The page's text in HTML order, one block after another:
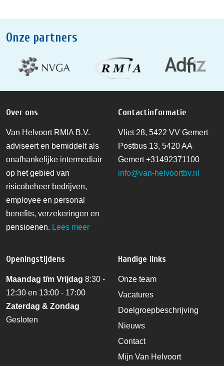
Onze partners
Over ons
Van Helvoort RMIA B.V.
adviseert en bemiddelt als
onafhankelijke intermediair
op het gebied van
risicobeheer bedrijven,
employee en personal
benefits, verzekeringen en
pensioenen. Lees meer
Contactinformatie
Vliet 28, 5422 VV Gemert
Postbus 13, 5420 AA
Gemert+31492371100
info@van-helvoortbv.nl
Openingstijdens
Maandag t/m Vrijdag 8:30 -
12:30 en 13:00 - 17:00
Zaterdag & Zondag
Gesloten
Handige links
Onze team
Vacatures
Doelgroepbeschrijving
Nieuws
Contact
Mijn Van Helvoort